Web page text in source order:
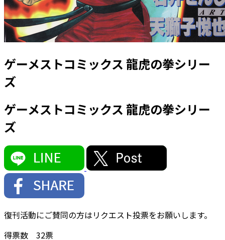
ゲーメストコミックス 龍虎の拳シリー
ズ
ゲーメストコミックス 龍虎の拳シリー
ズ
復刊活動にご賛同の方はリクエスト投票をお願いします。
得票数 32票